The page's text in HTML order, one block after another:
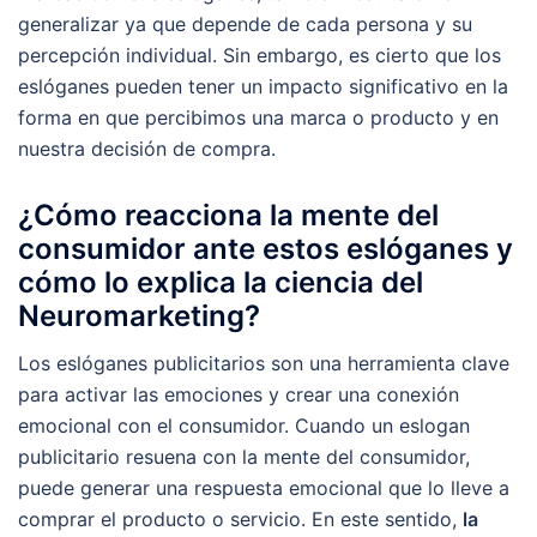
generalizar ya que depende de cada persona y su
percepción individual. Sin embargo, es cierto que los
eslóganes pueden tener un impacto significativo en la
forma en que percibimos una marca o producto y en
nuestra decisión de compra.
¿Cómo reacciona la mente del
consumidor ante estos eslóganes y
cómo lo explica la ciencia del
Neuromarketing?
Los eslóganes publicitarios son una herramienta clave
para activar las emociones y crear una conexión
emocional con el consumidor. Cuando un eslogan
publicitario resuena con la mente del consumidor,
puede generar una respuesta emocional que lo lleve a
comprar el producto o servicio. En este sentido, la